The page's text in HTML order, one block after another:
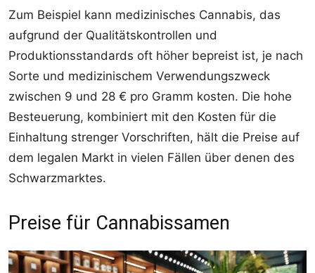
Zum Beispiel kann medizinisches Cannabis, das
aufgrund der Qualitätskontrollen und
Produktionsstandards oft höher bepreist ist, je nach
Sorte und medizinischem Verwendungszweck
zwischen 9 und 28 € pro Gramm kosten. Die hohe
Besteuerung, kombiniert mit den Kosten für die
Einhaltung strenger Vorschriften, hält die Preise auf
dem legalen Markt in vielen Fällen über denen des
Schwarzmarktes.
Preise für Cannabissamen